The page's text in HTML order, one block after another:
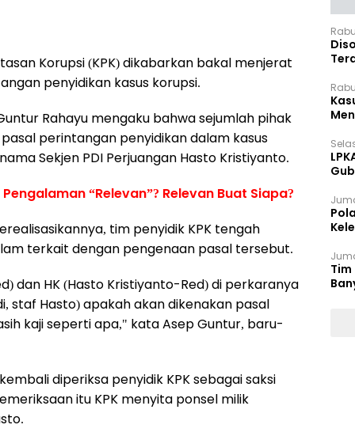
Korupsi (KPK) dikabarkan bakal menjerat
penyidikan kasus korupsi.
Rahayu mengaku bahwa sejumlah pihak
perintangan penyidikan dalam kasus
Sekjen PDI Perjuangan Hasto Kristiyanto.
“Relevan”? Relevan Buat Siapa?
tim penyidik KPK tengah
terkait dengan pengenaan pasal tersebut.
dan HK (Hasto Kristiyanto-Red) di perkaranya
staf Hasto) apakah akan dikenakan pasal
kaji seperti apa," kata Asep Guntur, baru-
diperiksa penyidik KPK sebagai saksi
itu KPK menyita ponsel milik